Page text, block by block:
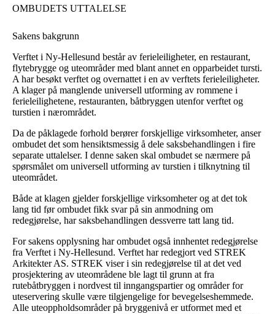
OMBUDETS UTTALELSE
Sakens bakgrunn
Verftet i Ny-Hellesund består av ferieleiligheter, en restaurant,
flytebrygge og uteområder med blant annet en opparbeidet tursti.
A har besøkt verftet og overnattet i en av verftets ferieleiligheter.
A klager på manglende universell utforming av rommene i
ferieleilighetene, restauranten, båtbryggen utenfor verftet og
turstien i nærområdet.
Da de påklagede forhold berører forskjellige virksomheter, anser
ombudet det som hensiktsmessig å dele saksbehandlingen i fire
separate uttalelser. I denne saken skal ombudet se nærmere på
spørsmålet om universell utforming av turstien i tilknytning til
uteområdet.
Både at klagen gjelder forskjellige virksomheter og at det tok
lang tid før ombudet fikk svar på sin anmodning om
redegjørelse, har saksbehandlingen dessverre tatt lang tid.
For sakens opplysning har ombudet også innhentet redegjørelse
fra Verftet i Ny-Hellesund. Verftet har redegjort ved STREK
Arkitekter AS. STREK viser i sin redegjørelse til at det ved
prosjektering av uteområdene ble lagt til grunn at fra
rutebåtbryggen i nordvest til inngangspartier og områder for
uteservering skulle være tilgjengelige for bevegelseshemmede.
Alle uteoppholdsområder på bryggenivå er utformet med et